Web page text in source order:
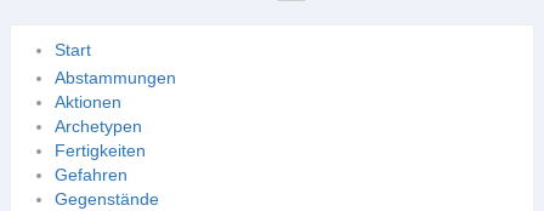
Start
Abstammungen
Aktionen
Archetypen
Fertigkeiten
Gefahren
Gegenstände